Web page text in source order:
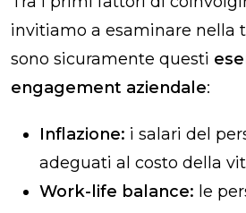
invitiamo a esaminare nella
sono sicuramente questi
engagement aziendale:
Inflazione: i salari del
adeguati al costo della
Work-life balance: le